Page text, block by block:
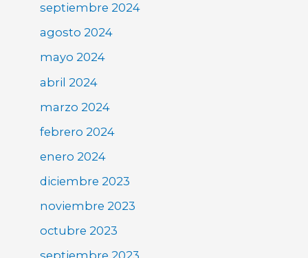
septiembre 2024
agosto 2024
mayo 2024
abril 2024
marzo 2024
febrero 2024
enero 2024
diciembre 2023
noviembre 2023
octubre 2023